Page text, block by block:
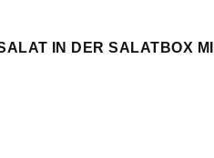
IN DER SALATBOX